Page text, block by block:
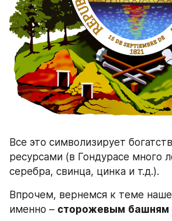
Все это символизирует
ресурсами (в Гондурасе много
серебра, свинца, цинка и т.д.).
Впрочем, вернемся к теме
именно – сторожевым башням